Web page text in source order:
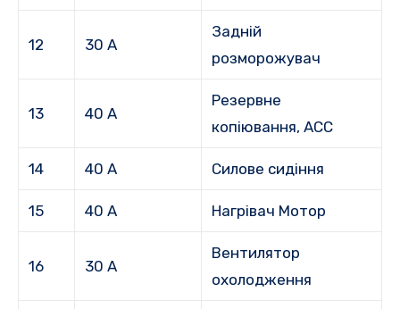
12 30 А
Задній
розморожувач
13 40 А
Резервне
копіювання, ACC
14 40 А Силове сидіння
15 40 А Нагрівач Мотор
16 30 А
Вентилятор
охолодження